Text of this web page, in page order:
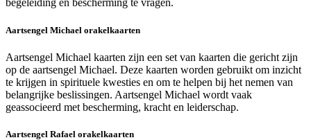
begeleiding en bescherming te vragen.
Aartsengel Michael orakelkaarten
Aartsengel Michael kaarten zijn een set van kaarten die gericht zijn
op de aartsengel Michael. Deze kaarten worden gebruikt om inzicht
te krijgen in spirituele kwesties en om te helpen bij het nemen van
belangrijke beslissingen. Aartsengel Michael wordt vaak
geassocieerd met bescherming, kracht en leiderschap.
Aartsengel Rafael orakelkaarten